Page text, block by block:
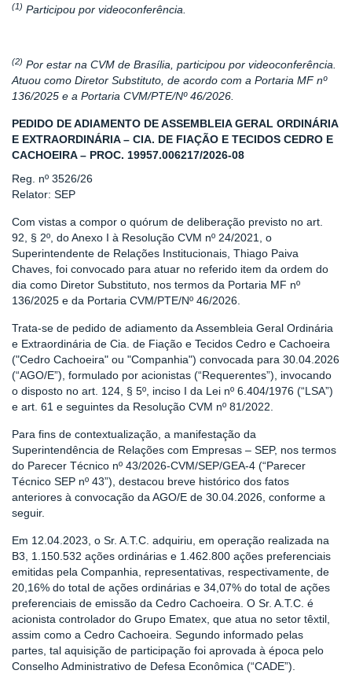
(1) Participou por videoconferência.
(2) Por estar na CVM de Brasília, participou por videoconferência.
Atuou como Diretor Substituto, de acordo com a Portaria MF nº
136/2025 e a Portaria CVM/PTE/Nº 46/2026.
PEDIDO DE ADIAMENTO DE ASSEMBLEIA GERAL ORDINÁRIA
E EXTRAORDINÁRIA – CIA. DE FIAÇÃO E TECIDOS CEDRO E
CACHOEIRA – PROC. 19957.006217/2026-08
Reg. nº 3526/26
Relator: SEP
Com vistas a compor o quórum de deliberação previsto no art.
92, § 2º, do Anexo I à Resolução CVM nº 24/2021, o
Superintendente de Relações Institucionais, Thiago Paiva
Chaves, foi convocado para atuar no referido item da ordem do
dia como Diretor Substituto, nos termos da Portaria MF nº
136/2025 e da Portaria CVM/PTE/Nº 46/2026.
Trata-se de pedido de adiamento da Assembleia Geral Ordinária
e Extraordinária de Cia. de Fiação e Tecidos Cedro e Cachoeira
("Cedro Cachoeira" ou "Companhia") convocada para 30.04.2026
(“AGO/E”), formulado por acionistas (“Requerentes”), invocando
o disposto no art. 124, § 5º, inciso I da Lei nº 6.404/1976 (“LSA”)
e art. 61 e seguintes da Resolução CVM nº 81/2022.
Para fins de contextualização, a manifestação da
Superintendência de Relações com Empresas – SEP, nos termos
do Parecer Técnico nº 43/2026-CVM/SEP/GEA-4 (“Parecer
Técnico SEP nº 43”), destacou breve histórico dos fatos
anteriores à convocação da AGO/E de 30.04.2026, conforme a
seguir.
Em 12.04.2023, o Sr. A.T.C. adquiriu, em operação realizada na
B3, 1.150.532 ações ordinárias e 1.462.800 ações preferenciais
emitidas pela Companhia, representativas, respectivamente, de
20,16% do total de ações ordinárias e 34,07% do total de ações
preferenciais de emissão da Cedro Cachoeira. O Sr. A.T.C. é
acionista controlador do Grupo Ematex, que atua no setor têxtil,
assim como a Cedro Cachoeira. Segundo informado pelas
partes, tal aquisição de participação foi aprovada à época pelo
Conselho Administrativo de Defesa Econômica (“CADE”).